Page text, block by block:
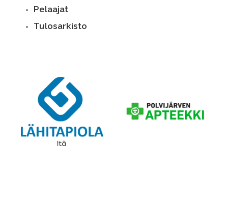
Pelaajat
Tulosarkisto